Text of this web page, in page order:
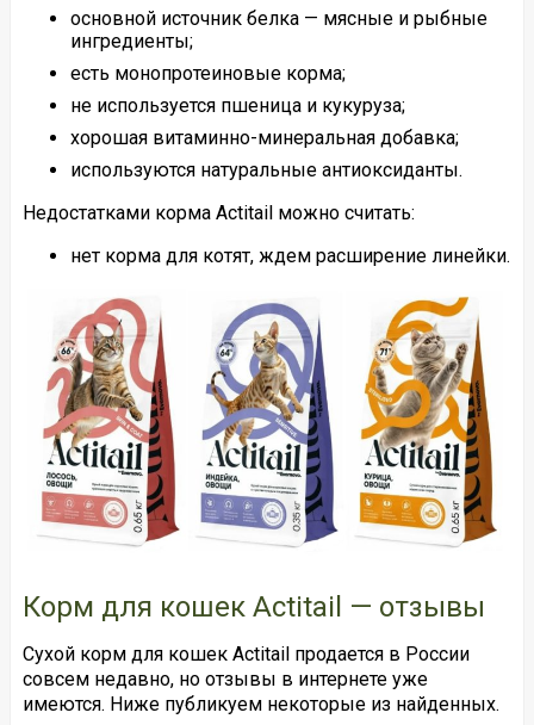
основной источник белка — мясные и рыбные
ингредиенты;
есть монопротеиновые корма;
не используется пшеница и кукуруза;
хорошая витаминно-минеральная добавка;
используются натуральные антиоксиданты.
Недостатками корма Actitail можно считать:
нет корма для котят, ждем расширение линейки.
Корм для кошек Actitail — отзывы
Сухой корм для кошек Actitail продается в России
совсем недавно, но отзывы в интернете уже
имеются. Ниже публикуем некоторые из найденных.